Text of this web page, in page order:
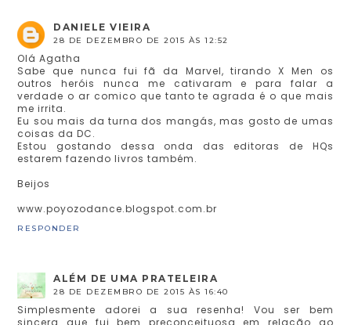
DANIELE VIEIRA
28 DE DEZEMBRO DE 2015 ÀS 12:52
Olá Agatha
Sabe que nunca fui fã da Marvel, tirando X Men os
outros heróis nunca me cativaram e para falar a
verdade o ar comico que tanto te agrada é o que mais
me irrita.
Eu sou mais da turna dos mangás, mas gosto de umas
coisas da DC.
Estou gostando dessa onda das editoras de HQs
estarem fazendo livros também.
Beijos
www.poyozodance.blogspot.com.br
RESPONDER
ALÉM DE UMA PRATELEIRA
28 DE DEZEMBRO DE 2015 ÀS 16:40
Simplesmente adorei a sua resenha! Vou ser bem